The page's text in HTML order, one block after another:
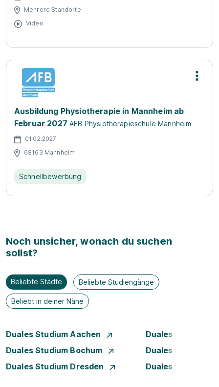
Mehrere Standorte
Video
Ausbildung Physiotherapie in Mannheim ab
Februar 2027 AFB Physiotherapieschule Mannheim
01.02.2027
68163 Mannheim
Schnellbewerbung
Noch unsicher, wonach du suchen
sollst?
Beliebte Städte Beliebte Studiengänge
Beliebt in deiner Nähe
Duales Studium Aachen
Duales Studium
Duales Studium Bochum
Duales Studium
Duales Studium Dresden
Duales Studium